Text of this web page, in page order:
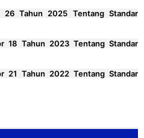
26 Tahun 2025 Tentang Standar
18 Tahun 2023 Tentang Standar
21 Tahun 2022 Tentang Standar